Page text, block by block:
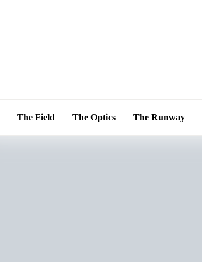
The Field The Optics The Runway